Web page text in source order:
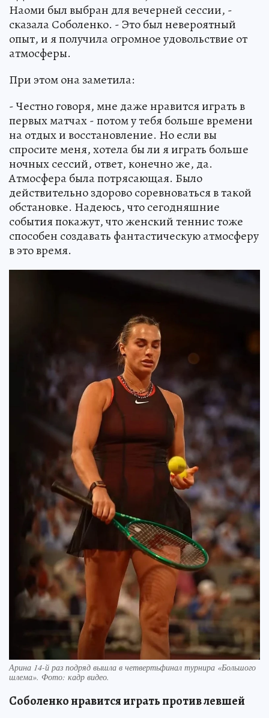
Наоми был выбран для вечерней сессии, -
сказала Соболенко. - Это был невероятный
опыт, и я получила огромное удовольствие от
атмосферы.
При этом она заметила:
- Честно говоря, мне даже нравится играть в
первых матчах - потом у тебя больше времени
на отдых и восстановление. Но если вы
спросите меня, хотела бы ли я играть больше
ночных сессий, ответ, конечно же, да.
Атмосфера была потрясающая. Было
действительно здорово соревноваться в такой
обстановке. Надеюсь, что сегодняшние
события покажут, что женский теннис тоже
способен создавать фантастическую атмосферу
в это время.
Арина 14-й раз подряд вышла в четвертьфинал турнира «Большого
шлема». Фото: кадр видео.
Соболенко нравится играть против левшей